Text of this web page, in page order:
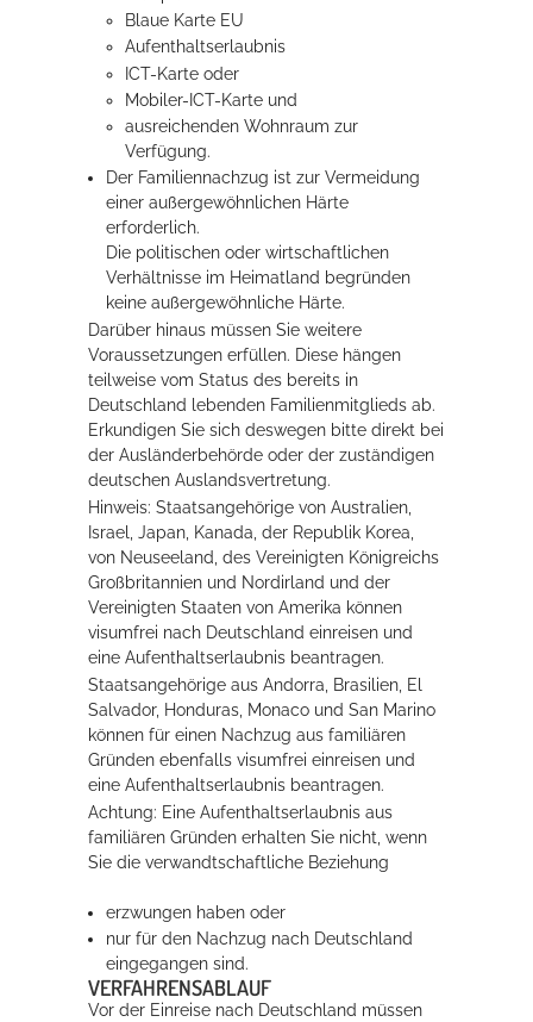
Blaue Karte EU
Aufenthaltserlaubnis
ICT-Karte oder
Mobiler-ICT-Karte und
ausreichenden Wohnraum zur
Verfügung.
Der Familiennachzug ist zur Vermeidung
einer außergewöhnlichen Härte
erforderlich.
Die politischen oder wirtschaftlichen
Verhältnisse im Heimatland begründen
keine außergewöhnliche Härte.
Darüber hinaus müssen Sie weitere
Voraussetzungen erfüllen. Diese hängen
teilweise vom Status des bereits in
Deutschland lebenden Familienmitglieds ab.
Erkundigen Sie sich deswegen bitte direkt bei
der Ausländerbehörde oder der zuständigen
deutschen Auslandsvertretung.
Hinweis: Staatsangehörige von Australien,
Israel, Japan, Kanada, der Republik Korea,
von Neuseeland, des Vereinigten Königreichs
Großbritannien und Nordirland und der
Vereinigten Staaten von Amerika können
visumfrei nach Deutschland einreisen und
eine Aufenthaltserlaubnis beantragen.
Staatsangehörige aus Andorra, Brasilien, El
Salvador, Honduras, Monaco und San Marino
können für einen Nachzug aus familiären
Gründen ebenfalls visumfrei einreisen und
eine Aufenthaltserlaubnis beantragen.
Achtung: Eine Aufenthaltserlaubnis aus
familiären Gründen erhalten Sie nicht, wenn
Sie die verwandtschaftliche Beziehung
erzwungen haben oder
nur für den Nachzug nach Deutschland
eingegangen sind.
VERFAHRENSABLAUF
Vor der Einreise nach Deutschland müssen